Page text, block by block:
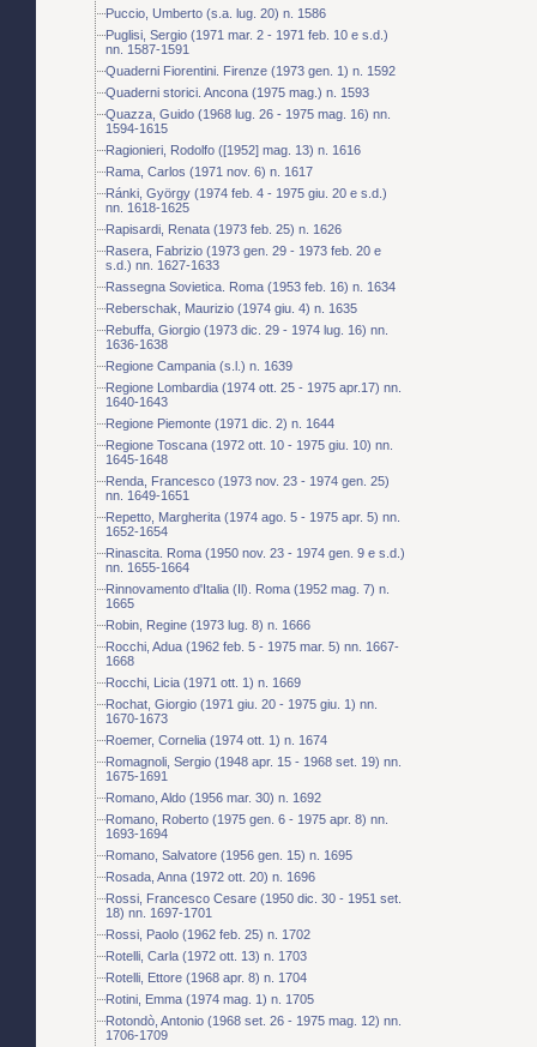
Puccio, Umberto (s.a. lug. 20) n. 1586
Puglisi, Sergio (1971 mar. 2 - 1971 feb. 10 e s.d.)
nn. 1587-1591
Quaderni Fiorentini. Firenze (1973 gen. 1) n. 1592
Quaderni storici. Ancona (1975 mag.) n. 1593
Quazza, Guido (1968 lug. 26 - 1975 mag. 16) nn.
1594-1615
Ragionieri, Rodolfo ([1952] mag. 13) n. 1616
Rama, Carlos (1971 nov. 6) n. 1617
Ránki, György (1974 feb. 4 - 1975 giu. 20 e s.d.)
nn. 1618-1625
Rapisardi, Renata (1973 feb. 25) n. 1626
Rasera, Fabrizio (1973 gen. 29 - 1973 feb. 20 e
s.d.) nn. 1627-1633
Rassegna Sovietica. Roma (1953 feb. 16) n. 1634
Reberschak, Maurizio (1974 giu. 4) n. 1635
Rebuffa, Giorgio (1973 dic. 29 - 1974 lug. 16) nn.
1636-1638
Regione Campania (s.l.) n. 1639
Regione Lombardia (1974 ott. 25 - 1975 apr.17) nn.
1640-1643
Regione Piemonte (1971 dic. 2) n. 1644
Regione Toscana (1972 ott. 10 - 1975 giu. 10) nn.
1645-1648
Renda, Francesco (1973 nov. 23 - 1974 gen. 25)
nn. 1649-1651
Repetto, Margherita (1974 ago. 5 - 1975 apr. 5) nn.
1652-1654
Rinascita. Roma (1950 nov. 23 - 1974 gen. 9 e s.d.)
nn. 1655-1664
Rinnovamento d'Italia (Il). Roma (1952 mag. 7) n.
1665
Robin, Regine (1973 lug. 8) n. 1666
Rocchi, Adua (1962 feb. 5 - 1975 mar. 5) nn. 1667-
1668
Rocchi, Licia (1971 ott. 1) n. 1669
Rochat, Giorgio (1971 giu. 20 - 1975 giu. 1) nn.
1670-1673
Roemer, Cornelia (1974 ott. 1) n. 1674
Romagnoli, Sergio (1948 apr. 15 - 1968 set. 19) nn.
1675-1691
Romano, Aldo (1956 mar. 30) n. 1692
Romano, Roberto (1975 gen. 6 - 1975 apr. 8) nn.
1693-1694
Romano, Salvatore (1956 gen. 15) n. 1695
Rosada, Anna (1972 ott. 20) n. 1696
Rossi, Francesco Cesare (1950 dic. 30 - 1951 set.
18) nn. 1697-1701
Rossi, Paolo (1962 feb. 25) n. 1702
Rotelli, Carla (1972 ott. 13) n. 1703
Rotelli, Ettore (1968 apr. 8) n. 1704
Rotini, Emma (1974 mag. 1) n. 1705
Rotondò, Antonio (1968 set. 26 - 1975 mag. 12) nn.
1706-1709